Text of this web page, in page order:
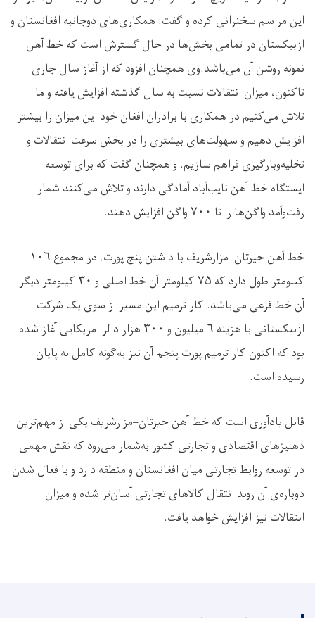
این مراسم سخنرانی کرده و گفت: همکاری‌های دوجانبه افغانستان و
ازبیکستان در تمامی بخش‌ها در حال گسترش است که خط آهن
نمونه روشن آن می‌باشد.وی همچنان افزود که از آغاز سال جاری
تاکنون، میزان انتقالات نسبت به سال گذشته افزایش یافته و ما
تلاش می‌کنیم در همکاری با برادران افغان خود این میزان را بیشتر
افزایش دهیم و سهولت‌های بیشتری را در بخش سرعت انتقالات و
تخلیه‌وبارگیری فراهم سازیم.او همچنان گفت که برای توسعه
ایستگاه خط آهن نایب‌آباد آمادگی دارند و تلاش می‌کنند شمار
رفت‌وآمد واگن‌ها را تا ۷۰۰ واگن افزایش دهند.
خط آهن حیرتان–مزارشریف با داشتن پنج پورت، در مجموع ۱۰۶
کیلومتر طول دارد که ۷۵ کیلومتر آن خط اصلی و ۳۰ کیلومتر دیگر
آن خط فرعی می‌باشد. کار ترمیم این مسیر از سوی یک شرکت
ازبیکستانی با هزینه ۶ میلیون و ۳۰۰ هزار دالر امریکایی آغاز شده
بود که اکنون کار ترمیم پورت پنجم آن نیز به‌گونه کامل به پایان
رسیده است.
قابل یادآوری است که خط آهن حیرتان–مزارشریف یکی از مهم‌ترین
دهلیزهای اقتصادی و تجارتی کشور به‌شمار می‌رود که نقش مهمی
در توسعه روابط تجارتی میان افغانستان و منطقه دارد و با فعال شدن
دوباره‌ی آن روند انتقال کالاهای تجارتی آسان‌تر شده و میزان
انتقالات نیز افزایش خواهد یافت.